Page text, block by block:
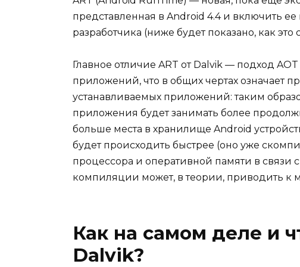
представленная в Android 4.4 и включить
разработчика (ниже будет показано, как это
Главное отличие ART от Dalvik — подход
приложений, что в общих чертах означает
устанавливаемых приложений: таким
приложения будет занимать более
больше места в хранилище Android
будет происходить быстрее (оно уже
процессора и оперативной памяти в связи
компиляции может, в теории, приводить к
Как на самом деле и
Dalvik?